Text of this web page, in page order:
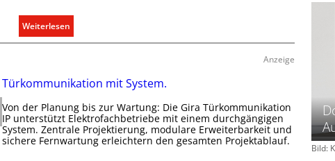
Weiterlesen:
R
m
l
i
m
Anzeige
Türkommunikation mit System.
Von der Planung bis zur Wartung: Die Gira Türkommunikation
IP unterstützt Elektrofachbetriebe mit einem durchgängigen
System. Zentrale Projektierung, modulare Erweiterbarkeit und
sichere Fernwartung erleichtern den gesamten Projektablauf.
Bild: